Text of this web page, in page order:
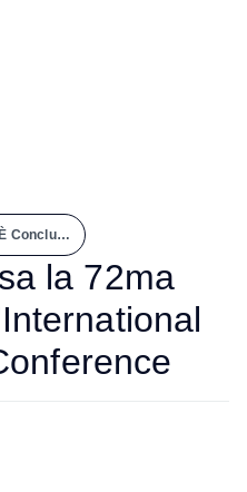
Si È Conclusa La 72ma Edizione Dell'International Softwood Conference
la 72ma